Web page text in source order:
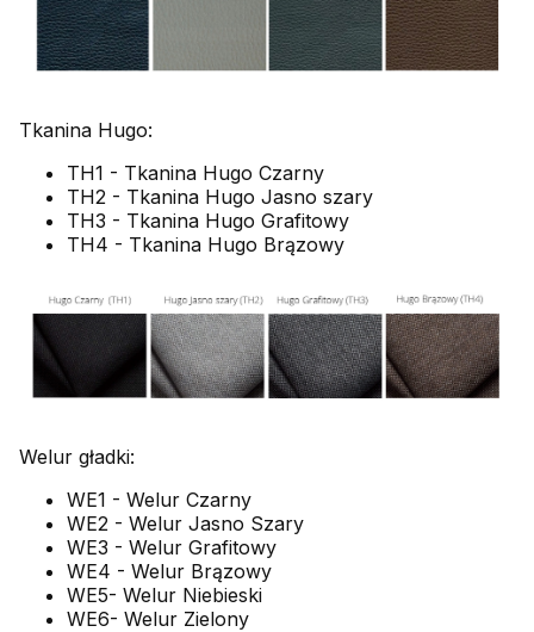
Tkanina Hugo:
TH1 - Tkanina Hugo Czarny
TH2 - Tkanina Hugo Jasno szary
TH3 - Tkanina Hugo Grafitowy
TH4 - Tkanina Hugo Brązowy
Welur gładki:
WE1 - Welur Czarny
WE2 - Welur Jasno Szary
WE3 - Welur Grafitowy
WE4 - Welur Brązowy
WE5- Welur Niebieski
WE6- Welur Zielony